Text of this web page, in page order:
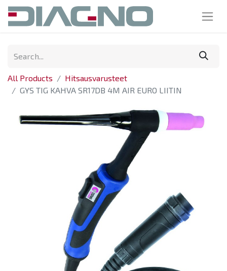
All Products
Hitsausvarusteet
GYS TIG KAHVA SR17DB 4M AIR EURO LIITIN